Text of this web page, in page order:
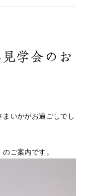
学会のお
いかがお過ごしでし
ご案内です。